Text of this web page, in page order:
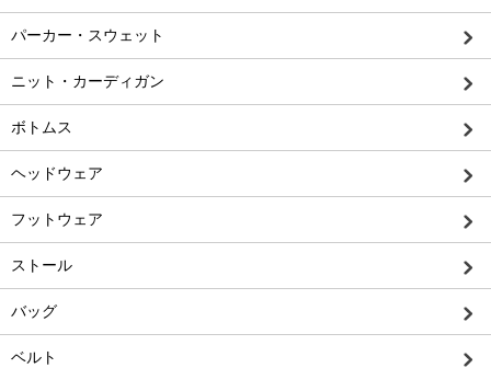
パーカー・スウェット
ニット・カーディガン
ボトムス
ヘッドウェア
フットウェア
ストール
バッグ
ベルト